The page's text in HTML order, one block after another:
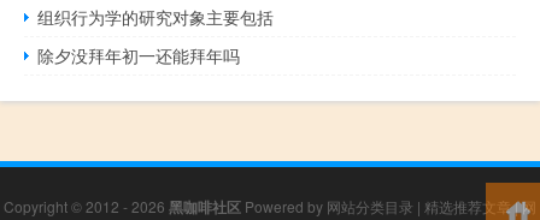
组织行为学的研究对象主要包括
除夕没拜年初一还能拜年吗
Copyright © 2012 - 2026 黑咖啡社区 Powered by 网站分类目录 | 精选推荐文章|网